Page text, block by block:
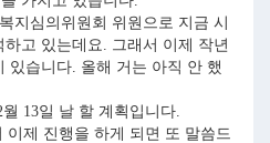
지심의위원회 위원으로 지금 시
고 있는데요. 그래서 이제 작년
있습니다. 올해 거는 아직 안 했
13일 날 할 계획입니다.
이제 진행을 하게 되면 또 말씀드